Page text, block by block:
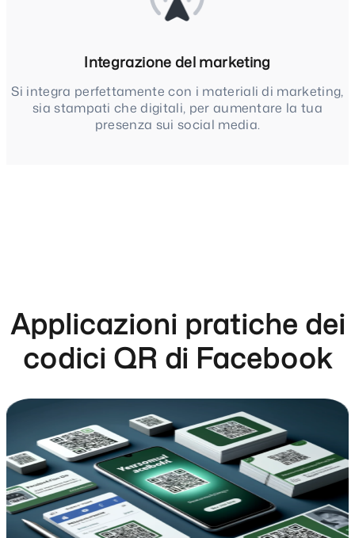
Integrazione del marketing
Si integra perfettamente con i materiali di marketing,
sia stampati che digitali, per aumentare la tua
presenza sui social media.
Applicazioni pratiche dei
codici QR di Facebook